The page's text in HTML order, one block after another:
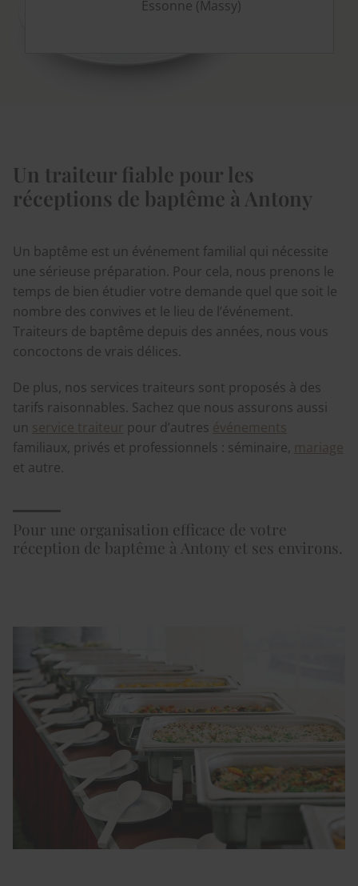
Essonne (Massy)
Un traiteur fiable pour les
réceptions de baptême à Antony
Un baptême est un événement familial qui nécessite
une sérieuse préparation. Pour cela, nous prenons le
temps de bien étudier votre demande quel que soit le
nombre des convives et le lieu de l’événement.
Traiteurs de baptême depuis des années, nous vous
concoctons de vrais délices.
De plus, nos services traiteurs sont proposés à des
tarifs raisonnables. Sachez que nous assurons aussi
un service traiteur pour d’autres événements
familiaux, privés et professionnels : séminaire, mariage
et autre.
Pour une organisation efficace de votre
réception de baptême à Antony et ses environs.